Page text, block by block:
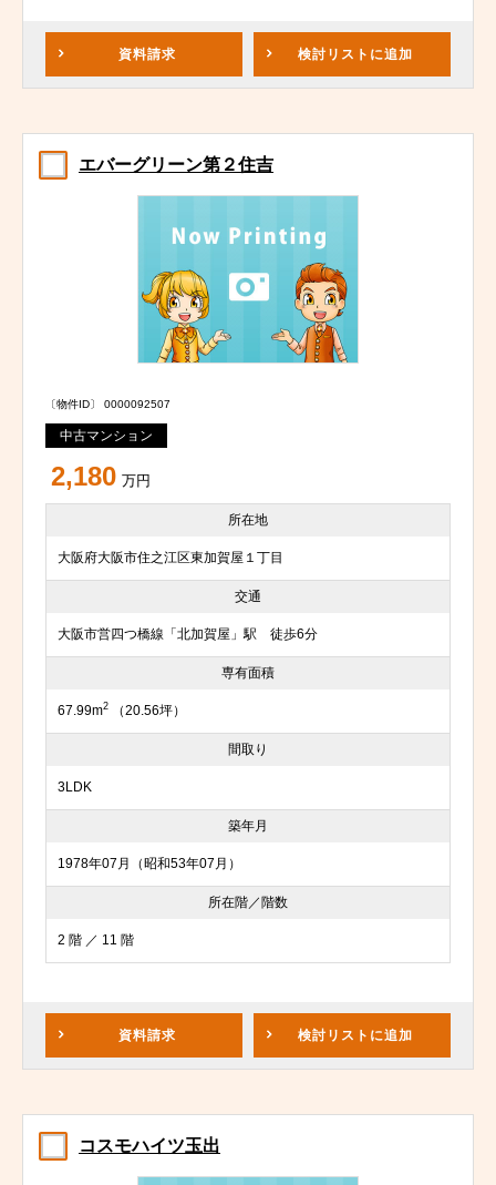
資料請求 検討リスト に追加
エバーグリーン第２住吉
〔物件ID〕 0000092507
中古マンション
2,180 万円
所在地
大阪府大阪市住之江区東加賀屋１丁目
交通
大阪市営四つ橋線「北加賀屋」駅 徒歩6分
専有面積
67.99m2 （20.56坪）
間取り
3LDK
築年月
1978年07月（昭和53年07月）
所在階／階数
2 階 ／ 11 階
資料請求 検討リスト に追加
コスモハイツ玉出